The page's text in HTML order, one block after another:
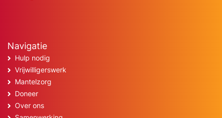
Navigatie
Hulp nodig
Vrijwilligerswerk
Mantelzorg
Doneer
Over ons